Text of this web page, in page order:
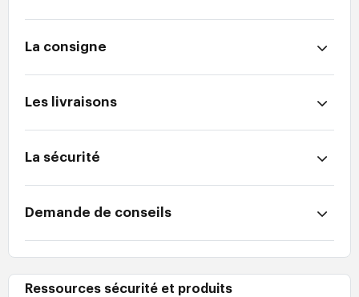
La consigne
Les livraisons
La sécurité
Demande de conseils
Ressources sécurité et produits